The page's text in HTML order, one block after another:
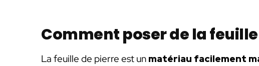
Comment poser de la
La feuille de pierre est un matériau facilement